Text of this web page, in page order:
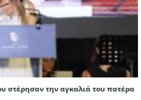
στέρησαν την αγκαλιά του πατέρα